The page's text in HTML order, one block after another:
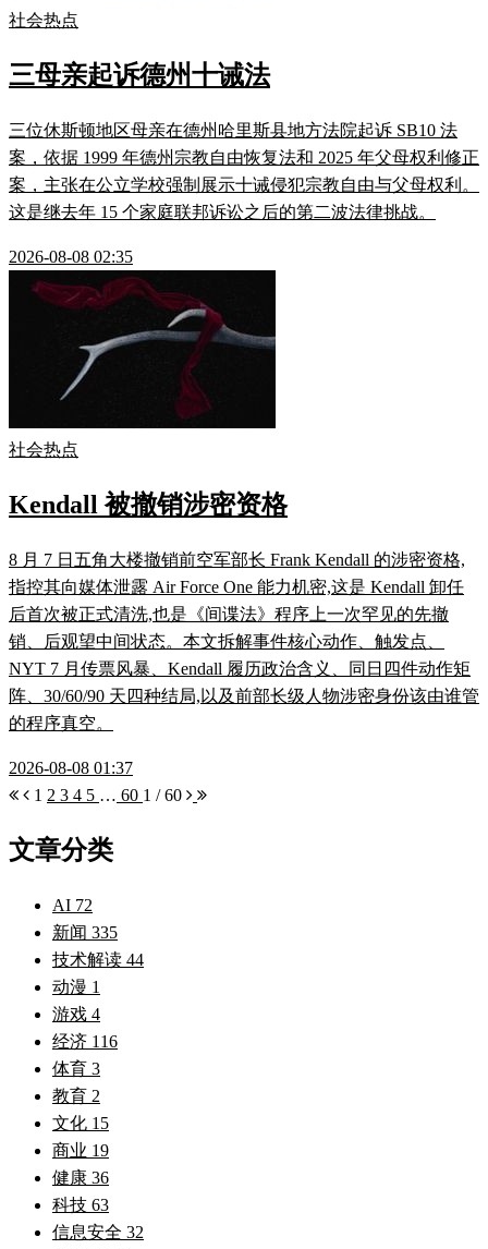
社会热点
三母亲起诉德州十诫法
三位休斯顿地区母亲在德州哈里斯县地方法院起诉 SB10 法
案，依据 1999 年德州宗教自由恢复法和 2025 年父母权利修正
案，主张在公立学校强制展示十诫侵犯宗教自由与父母权利。
这是继去年 15 个家庭联邦诉讼之后的第二波法律挑战。
2026-08-08 02:35
社会热点
Kendall 被撤销涉密资格
8 月 7 日五角大楼撤销前空军部长 Frank Kendall 的涉密资格,
指控其向媒体泄露 Air Force One 能力机密,这是 Kendall 卸任
后首次被正式清洗,也是《间谍法》程序上一次罕见的先撤
销、后观望中间状态。本文拆解事件核心动作、触发点、
NYT 7 月传票风暴、Kendall 履历政治含义、同日四件动作矩
阵、30/60/90 天四种结局,以及前部长级人物涉密身份该由谁管
的程序真空。
2026-08-08 01:37
1 2 3 4 5 … 60 1 / 60
文章分类
AI 72
新闻 335
技术解读 44
动漫 1
游戏 4
经济 116
体育 3
教育 2
文化 15
商业 19
健康 36
科技 63
信息安全 32